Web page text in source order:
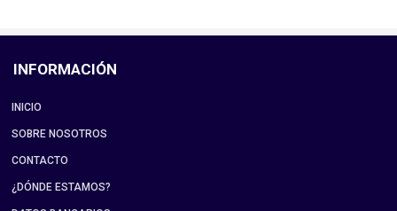
INFORMACIÓN
INICIO
SOBRE NOSOTROS
CONTACTO
¿DÓNDE ESTAMOS?